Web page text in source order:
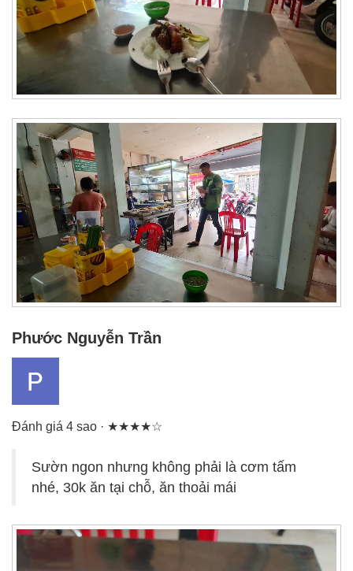
Phước Nguyễn Trần
Đánh giá 4 sao · ★★★★☆
Sườn ngon nhưng không phải là cơm tấm
nhé, 30k ăn tại chỗ, ăn thoải mái